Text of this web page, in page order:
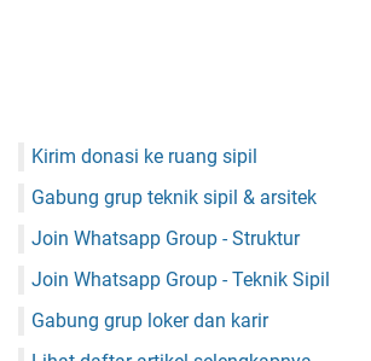
Kirim donasi ke ruang sipil
Gabung grup teknik sipil & arsitek
Join Whatsapp Group - Struktur
Join Whatsapp Group - Teknik Sipil
Gabung grup loker dan karir